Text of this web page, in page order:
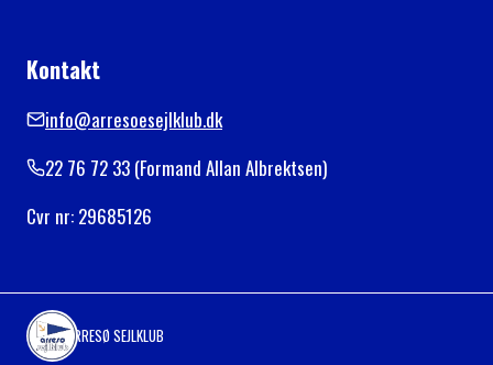
Kontakt
info@arresoesejlklub.dk
22 76 72 33 (Formand Allan Albrektsen)
Cvr nr: 29685126
ARRESØ SEJLKLUB